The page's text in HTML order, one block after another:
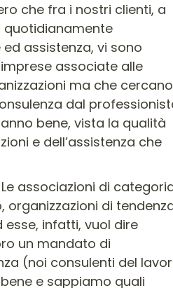
che fra i nostri clienti, a
quotidianamente
assistenza, vi sono
associate alle
ma che cercano
dal
bene, vista la qualità
e dell’assistenza che
Le associazioni di
organizzazioni di
esse, infatti, vuol dire
un mandato di
(noi consulenti del
e sappiamo quali